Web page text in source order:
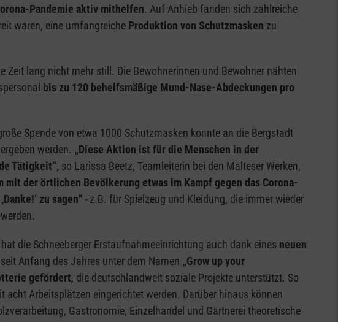
Pandemie aktiv mithelfen. Auf Anhieb fanden sich zahlreiche
waren, eine umfangreicheProduktion von Schutzmasken zu
Zeit lang nicht mehr still. Die Bewohnerinnen und Bewohner nähten
bis zu 120 behelfsmäßige Mund-Nase-Abdeckungen pro
Spende von etwa 1000 Schutzmasken konnte an die Bergstadt
werden. „Diese Aktion ist für die Menschen in der
Tätigkeit“, so Larissa Beetz, Teamleiterin bei den Malteser Werken,
mit der örtlichen Bevölkerung etwas im Kampf gegen das Corona-
zu sagen“ - z.B. für Spielzeug und Kleidung, die immer wieder
die Schneeberger Erstaufnahmeeinrichtung auch dank eines neuen
Anfang des Jahres unter dem Namen „Grow up your
gefördert, die deutschlandweit soziale Projekte unterstützt. So
acht Arbeitsplätzen eingerichtet werden. Darüber hinaus können
Gastronomie, Einzelhandel und Gärtnerei theoretische